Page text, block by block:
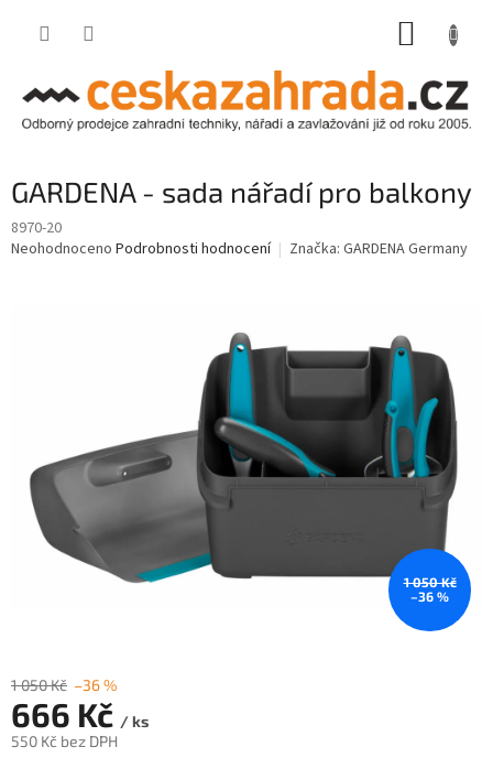
GARDENA - sada nářadí pro balkony
8970-20
Průměrné
Neohodnoceno Podrobnosti hodnocení Značka: GARDENA Germany
1 050 Kč
–36 %
1 050 Kč –36 %
666 Kč / ks
550 Kč bez DPH